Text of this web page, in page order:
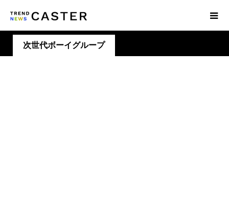
次世代ボーイグループ